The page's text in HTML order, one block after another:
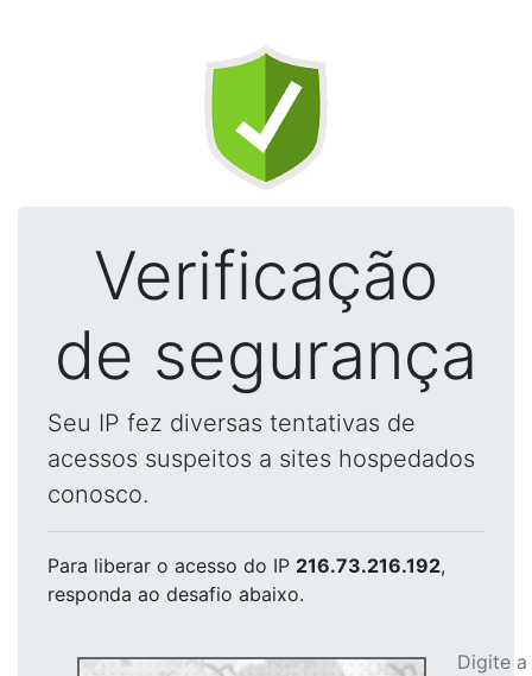
Verificação
de segurança
Seu IP fez diversas tentativas de
acessos suspeitos a sites hospedados
conosco.
Para liberar o acesso do IP 216.73.216.192,
responda ao desafio abaixo.
Digite